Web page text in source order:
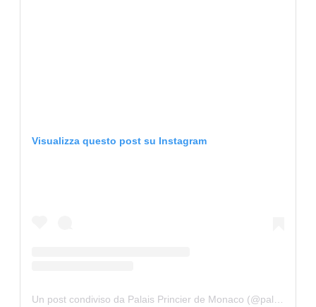
Visualizza questo post su Instagram
Un post condiviso da Palais Princier de Monaco (@palaisprincierdemonaco)